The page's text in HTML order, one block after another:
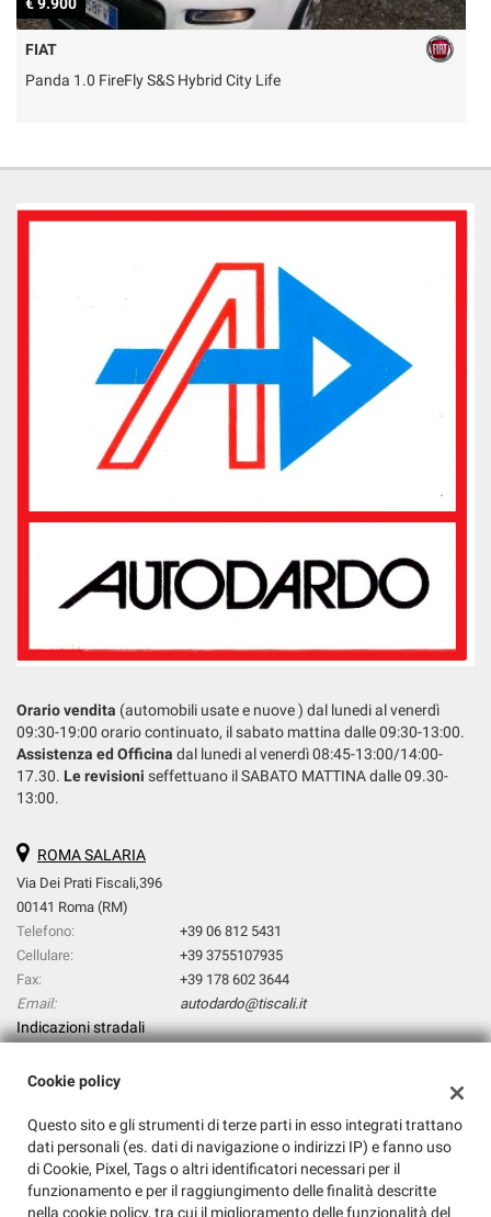
FIAT
Panda 1.0 FireFly S&S Hybrid City Life
Orario vendita (automobili usate e nuove ) dal lunedi al venerdì
09:30-19:00 orario continuato, il sabato mattina dalle 09:30-13:00.
Assistenza ed Officina dal lunedi al venerdì 08:45-13:00/14:00-
17.30. Le revisioni seffettuano il SABATO MATTINA dalle 09.30-
13:00.
ROMA SALARIA
Via Dei Prati Fiscali,396
00141 Roma (RM)
Telefono:
+39 06 812 5431
Cellulare:
+39 3755107935
Fax:
+39 178 602 3644
Email:
autodardo@tiscali.it
Indicazioni stradali
AUTODARDO SRL
Via Dei Prati Fiscali,396, Roma (RM)
C.F/P.IVA:14768931009
Registro delle imprese:RM
Cookie policy
Questo sito e gli strumenti di terze parti in esso integrati trattano
dati personali (es. dati di navigazione o indirizzi IP) e fanno uso
di Cookie, Pixel, Tags o altri identificatori necessari per il
funzionamento e per il raggiungimento delle finalità descritte
nella cookie policy, tra cui il miglioramento delle funzionalità del